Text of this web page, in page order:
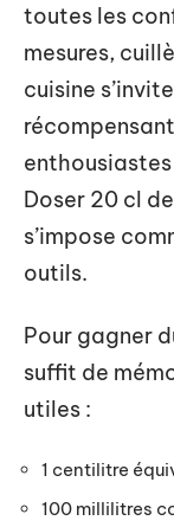
toutes les
mesures,
cuisine
Doser 20 cl
s’impose
outils.
Pour gagner
suffit de
utiles :
1 centilitre
100 millilitres